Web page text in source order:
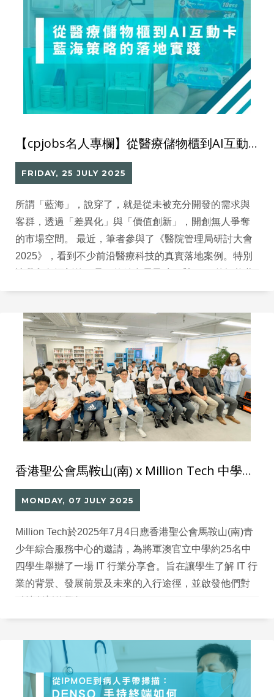
errors,
【cpjobs名人專欄】從醫療儲物櫃到AI互動卡 藍海策略的落地實踐
FRIDAY, 25 JULY 2025
所謂「藍海」，說穿了，就是從未被充分開發的需求與
客群，透過「差異化」與「價值創新」，開創無人爭奪
的市場空間。 最近，筆者參與了《醫院管理局研討大會
2025》，看到不少前沿醫療科技的真實落地案例。特別
品儲存櫃：每一格都可即時偵測藥品數量，確保用藥安
香港聖公會馬鞍山(南) x Million Tech 中學生IT行業分享
MONDAY, 07 JULY 2025
Million Tech於2025年7月4日應香港聖公會馬鞍山(南)青
少年綜合服務中心的邀請，為將軍澳官立中學約25名中
四學生舉辦了一場 IT 行業分享會。旨在讓學生了解 IT 行
業的背景、發展前景及未來的入行途徑，並啟發他們對